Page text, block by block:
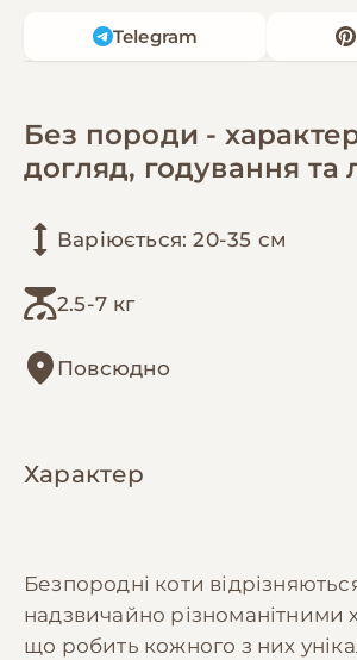
Telegram
Без породи - характер
догляд, годування та
Варіюється: 20-35 см
2.5-7 кг
Повсюдно
Характер
Безпородні коти
надзвичайно різноманітними
що робить кожного з них